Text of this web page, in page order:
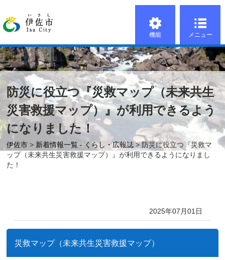
機能 メニュー
防災に役立つ『災救マップ（未来共生
災害救援マップ）』が利用できるよう
になりました！
伊佐市 > 新着情報一覧 - くらし・広報誌> 防災に役立つ『災救マ
ップ（未来共生災害救援マップ）』が利用できるようになりまし
た！
2025年07月01日
災救マップ（未来共生災害救援マップ）